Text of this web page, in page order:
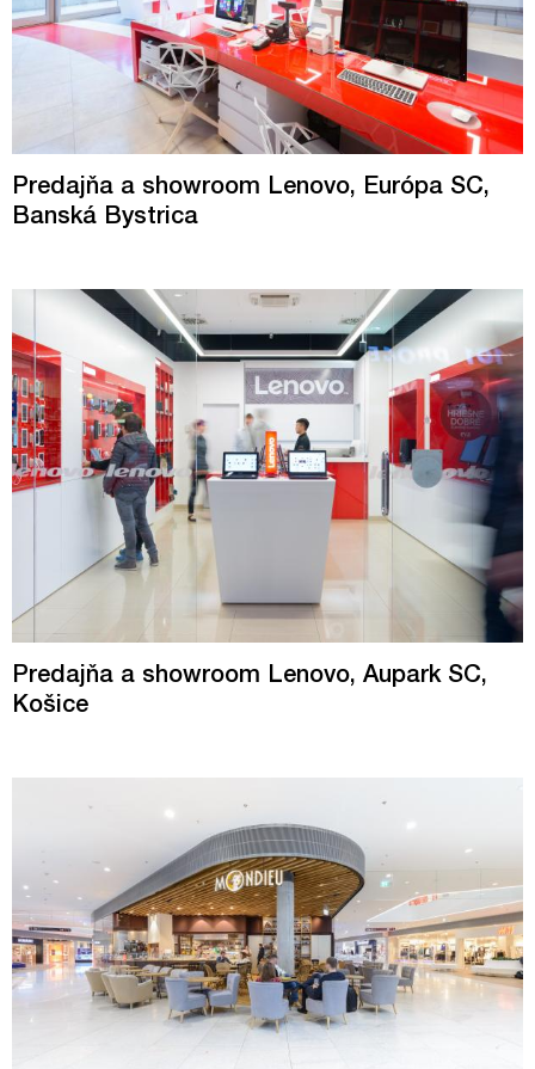
Predajňa a showroom Lenovo, Európa SC,
Banská Bystrica
Predajňa a showroom Lenovo, Aupark SC,
Košice